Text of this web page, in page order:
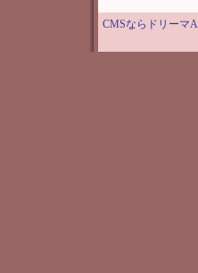
CMSならドリーマ